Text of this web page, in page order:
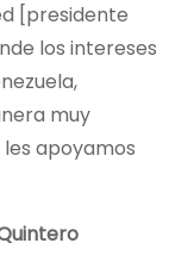
[presidente
los intereses
muy
apoyamos